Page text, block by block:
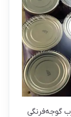
گوجه‌فرنگی